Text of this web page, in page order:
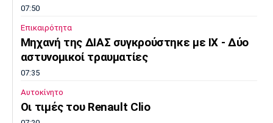
07:50
Επικαιρότητα
Μηχανή της ΔΙΑΣ συγκρούστηκε με ΙΧ - Δύο
αστυνομικοί τραυματίες
07:35
Αυτοκίνητο
Οι τιμές του Renault Clio